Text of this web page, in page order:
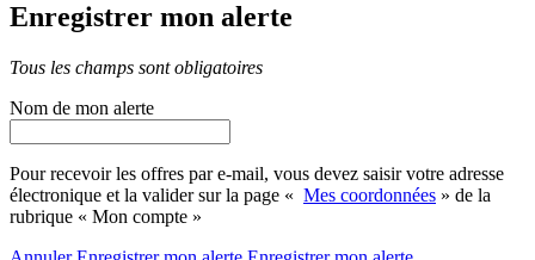
Enregistrer mon alerte
Tous les champs sont obligatoires
Nom de mon alerte
Pour recevoir les offres par e-mail, vous devez saisir votre adresse
électronique et la valider sur la page « Mes coordonnées » de la
rubrique « Mon compte »